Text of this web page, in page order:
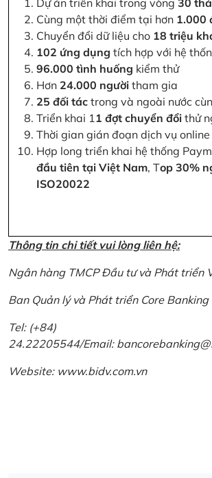
Dự án triển khai trong vòng 30
Cùng một thời điểm tại hơn 1.000
Chuyển đổi dữ liệu cho 18 triệu
102 ứng dụng tích hợp với hệ
96.000 tình huống kiểm thử
Hơn 24.000 người tham gia
25 đối tác trong và ngoài nước
Triển khai 11 đợt chuyển đổi thử
Thời gian gián đoạn dịch vụ online
Hợp long triển khai hệ thống
đầu tiên tại Việt Nam, Top 30%
ISO20022
Thông tin chi tiết vui lòng liên hệ:
Ngân hàng TMCP Đầu tư và Phát triển
Ban Quản lý và Phát triển Core Banking
Tel: (+84)
24.22205544/Email:
Website: www.bidv.com.vn